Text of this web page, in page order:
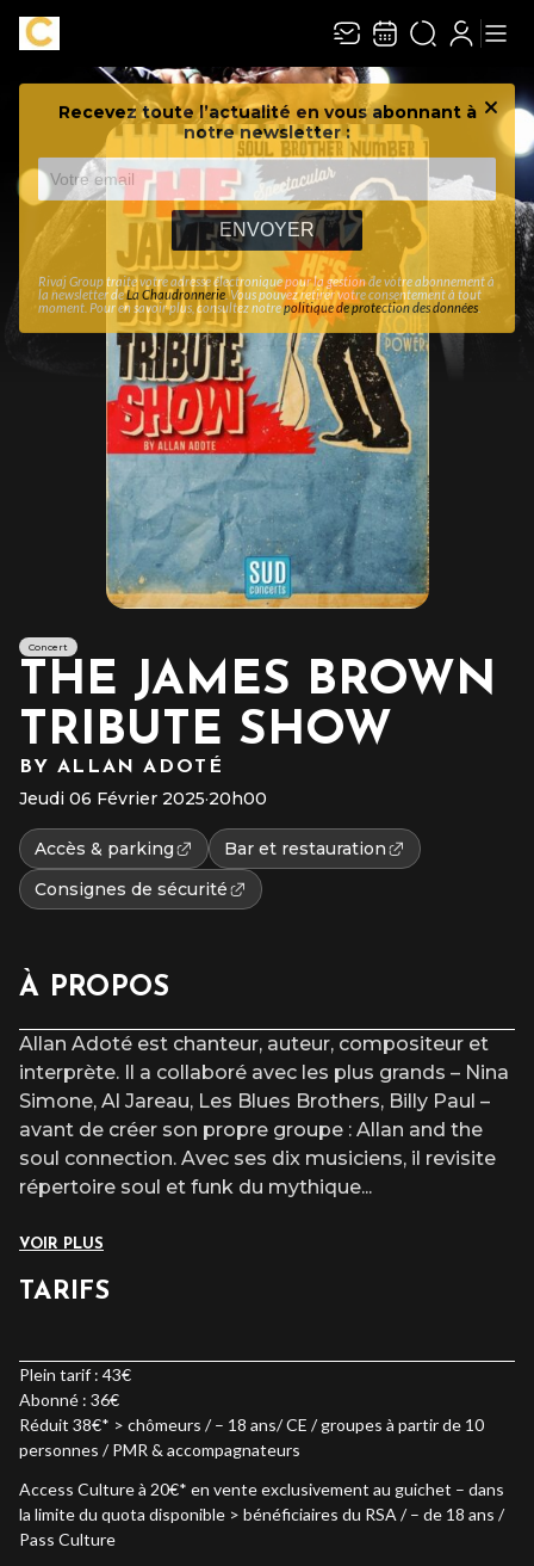
Recevez toute l’actualité en vous abonnant à
notre newsletter :
ENVOYER
Rivaj Group traite votre adresse électronique pour la gestion de votre abonnement à
la newsletter deLa Chaudronnerie. Vous pouvez retirer votre consentement à tout
moment. Pour en savoir plus, consultez notrepolitique de protection des données.
Concert
THE JAMES BROWN
TRIBUTE SHOW
BY ALLAN ADOTÉ
Jeudi 06 Février 2025·20h00
Accès & parking
Bar et restauration
Consignes de sécurité
À PROPOS
Allan Adoté est chanteur, auteur, compositeur et
interprète. Il a collaboré avec les plus grands – Nina
Simone, Al Jareau, Les Blues Brothers, Billy Paul –
avant de créer son propre groupe : Allan and the
soul connection. Avec ses dix musiciens, il revisite
répertoire soul et funk du mythique...
VOIR PLUS
TARIFS
Plein tarif : 43€
Abonné : 36€
Réduit 38€* > chômeurs / – 18 ans/ CE / groupes à partir de 10
personnes / PMR & accompagnateurs
Access Culture à 20€* en vente exclusivement au guichet – dans
la limite du quota disponible > bénéficiaires du RSA / – de 18 ans /
Pass Culture